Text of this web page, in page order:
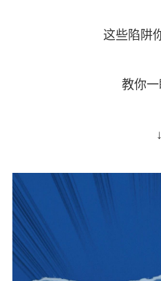
这些陷阱
教你一